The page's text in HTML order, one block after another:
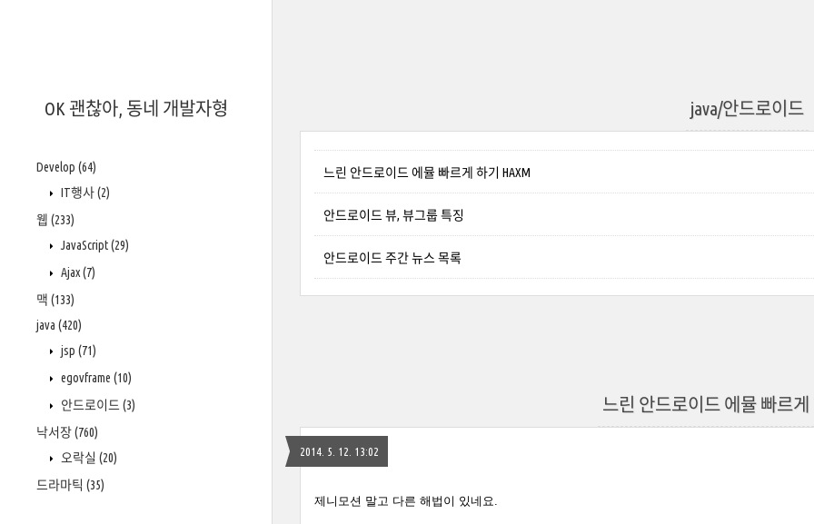
OK 괜찮아, 동네 개발자형
Develop (64)
IT행사(2)
웹 (233)
JavaScript(29)
Ajax(7)
맥 (133)
java (420)
jsp (71)
egovframe (10)
안드로이드 (3)
낙서장(760)
오락실 (20)
드라마틱 (35)
java/안드로이드
느린 안드로이드 에뮬 빠르게 하기 HAXM
안드로이드 뷰, 뷰그룹 특징
안드로이드 주간 뉴스 목록
느린 안드로이드 에뮬 빠르게
2014. 5. 12. 13:02
제니모션 말고 다른 해법이 있네요.